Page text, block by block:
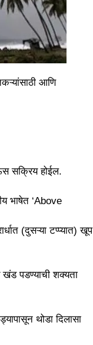
आणि
सक्रिय होईल.
भाषेत ‘Above
(दुसऱ्या टप्प्यात) खूप
खंड पडण्याची शक्यता
थोडा दिलासा